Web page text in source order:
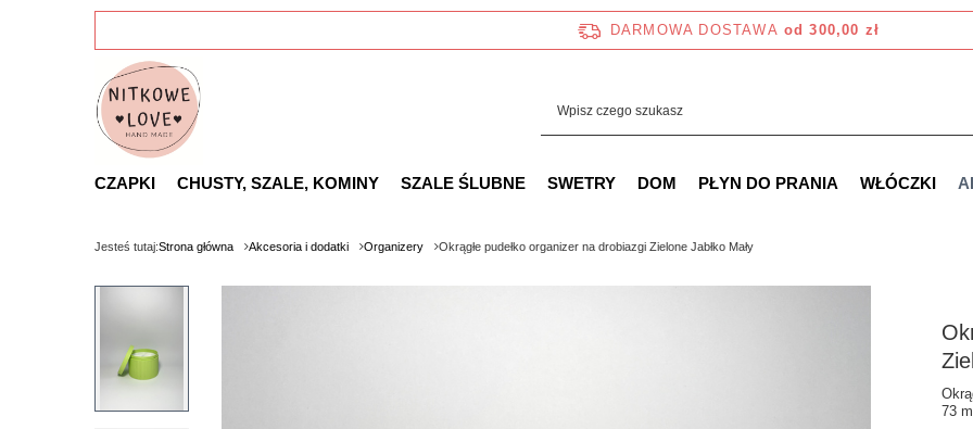
DARMOWA DOSTAWA od 300,00 zł
CZAPKI CHUSTY, SZALE, KOMINY SZALE ŚLUBNE SWETRY DOM PŁYN DO PRANIA WŁÓCZKI
Jesteś tutaj:Strona główna Akcesoria i dodatki Organizery Okrągłe pudełko organizer na drobiazgi Zielone Jabłko Mały
73